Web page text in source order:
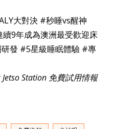
大對決 #秒睡vs醒神
9年成為澳洲最受歡迎床
發 #5星級睡眠體驗 #專
Station 免費試用情報